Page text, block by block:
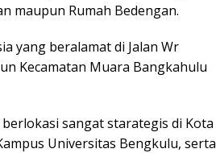
maupun Rumah Bedengan.
yang beralamat di Jalan Wr
Kecamatan Muara Bangkahulu
sangat starategis di Kota
Universitas Bengkulu, serta